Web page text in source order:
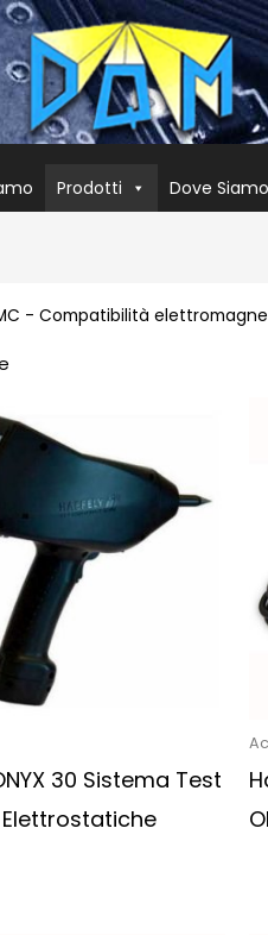
Prodotti Dove Siamo
- Compatibilità
30 Sistema Test